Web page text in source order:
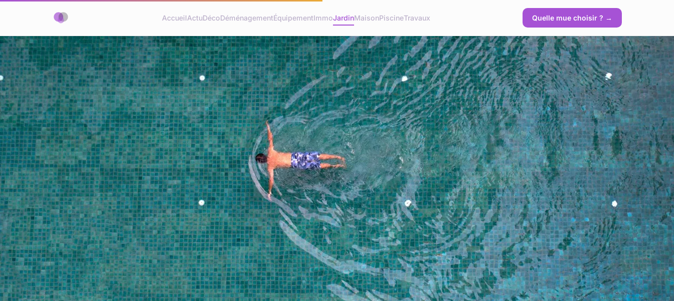
AccueilActuDécoDéménagementÉquipementImmoJardinMaisonPiscineTravaux Quelle mue choisir ? →